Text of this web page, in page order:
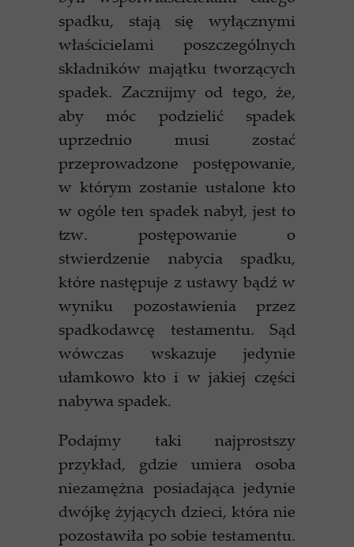
spadku, stają się wyłącznymi
właścicielami poszczególnych
składników majątku tworzących
spadek. Zacznijmy od tego, że,
aby móc podzielić spadek
uprzednio musi zostać
przeprowadzone postępowanie,
w którym zostanie ustalone kto
w ogóle ten spadek nabył, jest to
tzw. postępowanie o
stwierdzenie nabycia spadku,
które następuje z ustawy bądź w
wyniku pozostawienia przez
spadkodawcę testamentu. Sąd
wówczas wskazuje jedynie
ułamkowo kto i w jakiej części
nabywa spadek.
Podajmy taki najprostszy
przykład, gdzie umiera osoba
niezamężna posiadająca jedynie
dwójkę żyjących dzieci, która nie
pozostawiła po sobie testamentu.